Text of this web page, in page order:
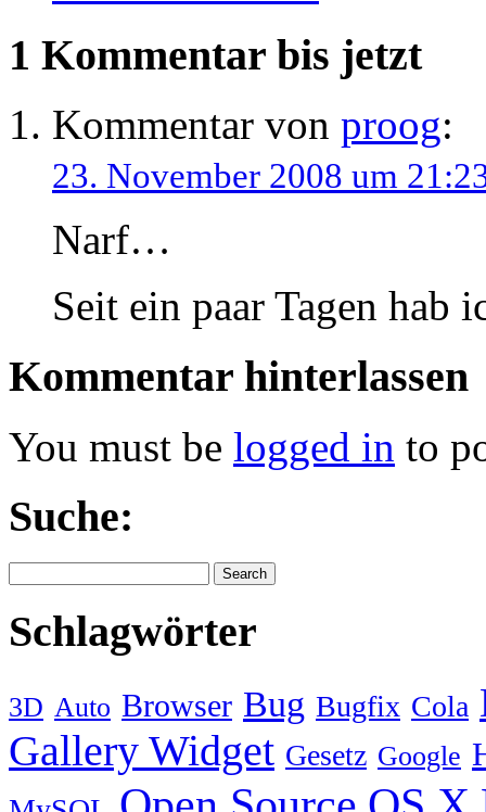
1 Kommentar bis jetzt
Kommentar von proog:
23. November 2008 um
Narf…
Seit ein paar Tagen hab
Kommentar hinterlassen
You must be logged in to
Suche:
Schlagwörter
3D Auto Browser Bug Bugfix Cola
Gallery Widget Gesetz Google
MySQL Open Source OS X